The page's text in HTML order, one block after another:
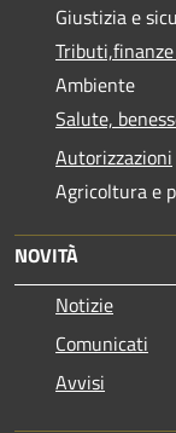
Giustizia e
Ambiente
Salute,
Autorizzazioni
Agricoltura e
NOVITÀ
Notizie
Comunicati
Avvisi